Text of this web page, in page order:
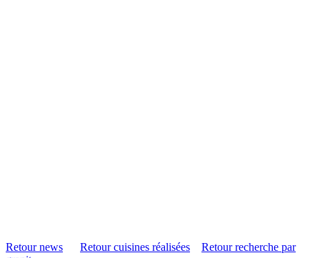
Retour news Retour cuisines réalisées
Retour recherche par